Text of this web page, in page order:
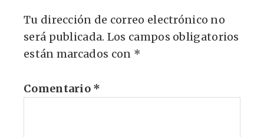
Tu dirección de correo electrónico no
será publicada. Los campos obligatorios
están marcados con *
Comentario *